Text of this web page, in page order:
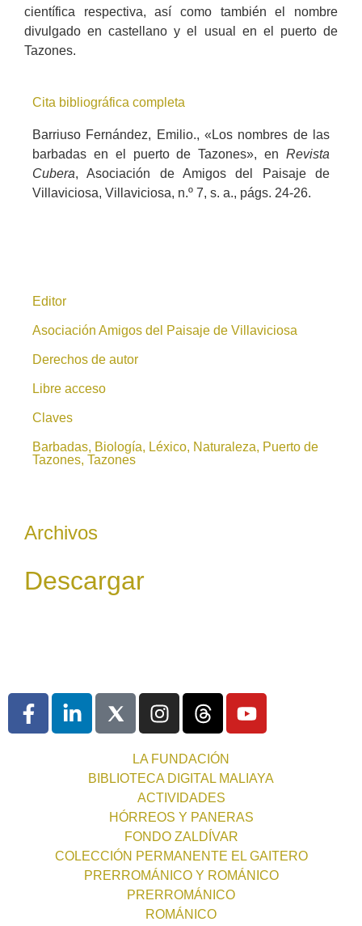
científica respectiva, así como también el nombre
divulgado en castellano y el usual en el puerto de
Tazones.
Cita bibliográfica completa
Barriuso Fernández, Emilio., «Los nombres de las
barbadas en el puerto de Tazones», en Revista
Cubera, Asociación de Amigos del Paisaje de
Villaviciosa, Villaviciosa, n.º 7, s. a., págs. 24-26.
Editor
Asociación Amigos del Paisaje de Villaviciosa
Derechos de autor
Libre acceso
Claves
Barbadas, Biología, Léxico, Naturaleza, Puerto de
Tazones, Tazones
Archivos
Descargar
LA FUNDACIÓN
BIBLIOTECA DIGITAL MALIAYA
ACTIVIDADES
HÓRREOS Y PANERAS
FONDO ZALDÍVAR
COLECCIÓN PERMANENTE EL GAITERO
PRERROMÁNICO Y ROMÁNICO
PRERROMÁNICO
ROMÁNICO